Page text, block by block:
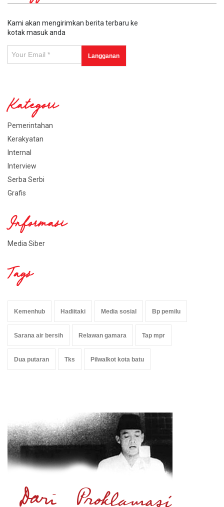
Kami akan mengirimkan berita terbaru ke
kotak masuk anda
Kategori
Pemerintahan
Kerakyatan
Internal
Interview
Serba Serbi
Grafis
Informasi
Media Siber
Tags
Kemenhub Hadiitaki Media sosial Bp pemilu
Sarana air bersih Relawan gamara Tap mpr
Dua putaran Tks Pilwalkot kota batu